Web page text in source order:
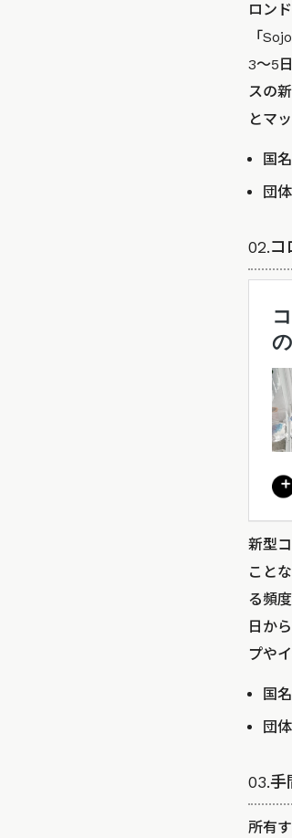
ロン
「
3〜5
スの
とマ
国
団
02.コ
新型
こと
る頻
日か
プや
国
団
03.手
所有